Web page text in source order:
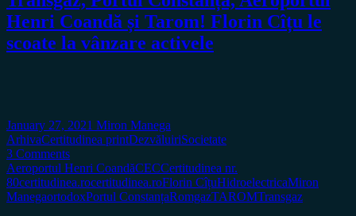
Henri Coandă și Tarom! Florin Cîțu le
scoate la vânzare activele
January 27, 2021 Miron Manega
ArhivaCertitudinea printDezvăluiriSocietate
3 Comments
Aeroportul Henri CoandăCECCertitudinea nr.
80certitudinea.rocertitudinea.roFlorin CîțuHidroelectricaMiron
ManegaortodoxPortul ConstanțaRomgazTAROMTransgaz